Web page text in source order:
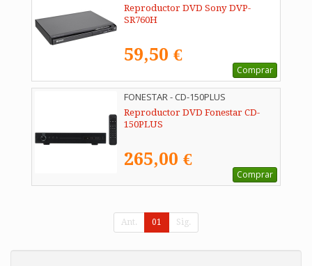
Reproductor DVD Sony DVP-
SR760H
59,50 €
Comprar
FONESTAR - CD-150PLUS
Reproductor DVD Fonestar CD-
150PLUS
265,00 €
Comprar
Ant. 01 Sig.